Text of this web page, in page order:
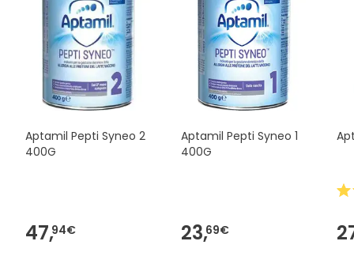
Aptamil Pepti Syneo 2
400G
47,94€
Aptamil Pepti Syneo 1
400G
23,69€